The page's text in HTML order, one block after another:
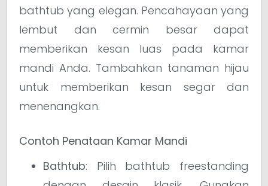
bathtub yang elegan. Pencahayaan yang
lembut dan cermin besar dapat
memberikan kesan luas pada kamar
mandi Anda. Tambahkan tanaman hijau
untuk memberikan kesan segar dan
menenangkan.
Contoh Penataan Kamar Mandi
Bathtub: Pilih bathtub freestanding